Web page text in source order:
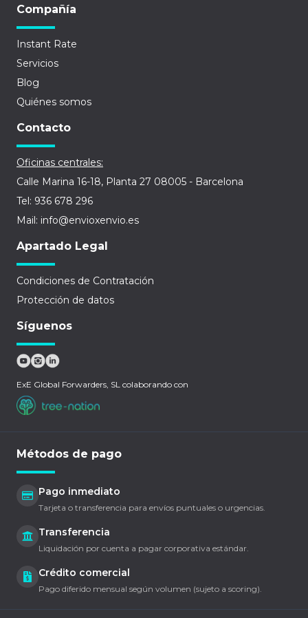
Compañía
Instant Rate
Servicios
Blog
Quiénes somos
Contacto
Oficinas centrales:
Calle Marina 16-18, Planta 27 08005 - Barcelona
Tel: 936 678 296
Mail: info@envioxenvio.es
Apartado Legal
Condiciones de Contratación
Protección de datos
Síguenos
ExE Global Forwarders, SL colaborando con
Métodos de pago
Pago inmediato
Tarjeta o transferencia para envíos puntuales o urgencias.
Transferencia
Liquidación por cuenta a pagar corporativa estándar.
Crédito comercial
Pago diferido mensual según volumen (sujeto a scoring).